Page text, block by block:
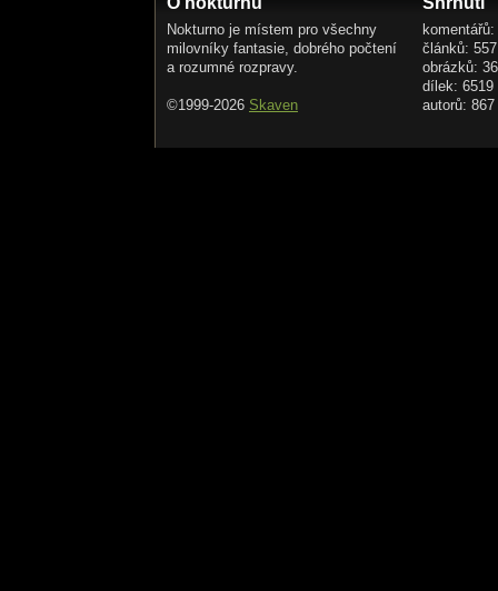
Nokturno je místem pro všechny
milovníky fantasie, dobrého počtení
a rozumné rozpravy.
©1999-2026 Skaven
článků: 557
obrázků:
dílek: 6519
autorů: 867